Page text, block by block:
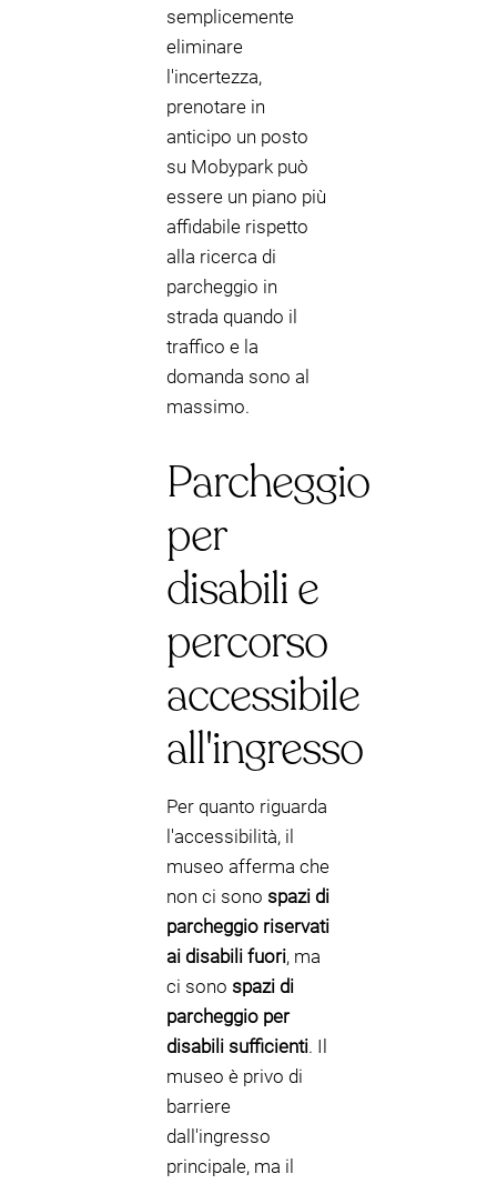
semplicemente
eliminare
l'incertezza,
prenotare in
anticipo un posto
su Mobypark può
essere un piano più
affidabile rispetto
alla ricerca di
parcheggio in
strada quando il
traffico e la
domanda sono al
massimo.
Parcheggio
per
disabili e
percorso
accessibile
all'ingresso
Per quanto riguarda
l'accessibilità, il
museo afferma che
non ci sono spazi di
parcheggio riservati
ai disabili fuori, ma
ci sono spazi di
parcheggio per
disabili sufficienti. Il
museo è privo di
barriere
dall'ingresso
principale, ma il